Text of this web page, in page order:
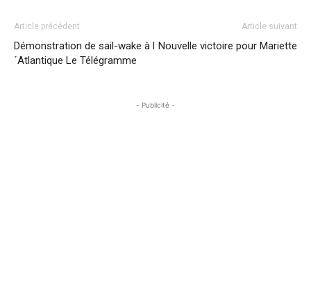
Article précédent
Démonstration de sail-wake à l
´Atlantique Le Télégramme
Article suivant
Nouvelle victoire pour Mariette
- Publicité -